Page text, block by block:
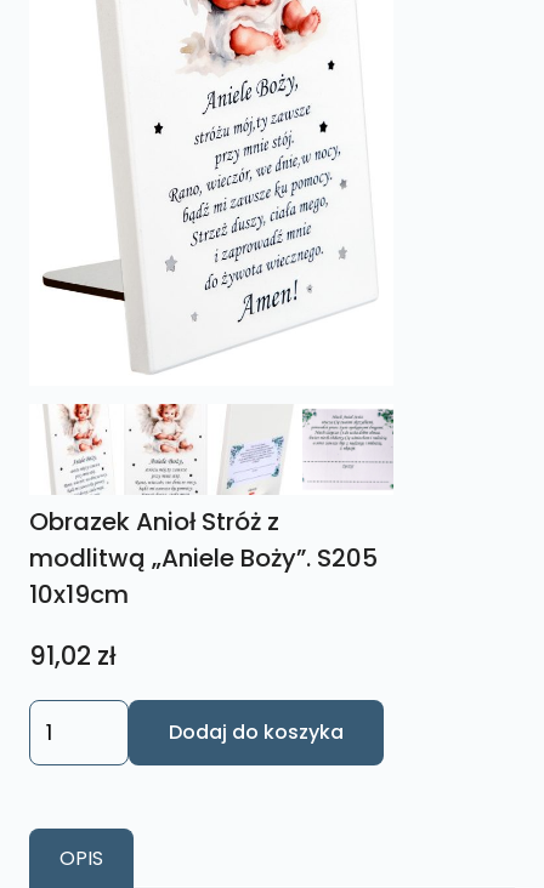
Obrazek Anioł Stróż z
modlitwą „Aniele Boży”. S205
10x19cm
91,02 zł
ilość
Obrazek
z
modlitwą
Dodaj do koszyka
OPIS